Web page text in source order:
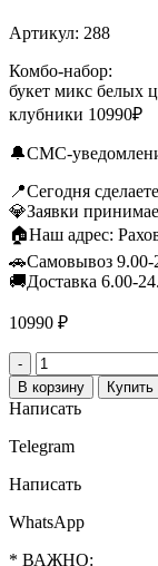
Артикул: 288
Комбо-набор:
букет микс белых
клубники 10990₽
🔔СМС-
📍Сегодня
💎Заявки
🏠Наш адрес:
🚗Самовывоз 9.00-
🚚Доставка
10990 ₽
Количество
товара
Комбо-
набор:
"Авторский
букет
из
цветов
из
В корзину
Написать
Telegram
Написать
WhatsApp
* ВАЖНО: